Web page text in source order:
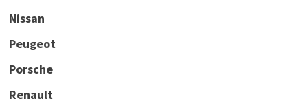
Nissan
Peugeot
Porsche
Renault